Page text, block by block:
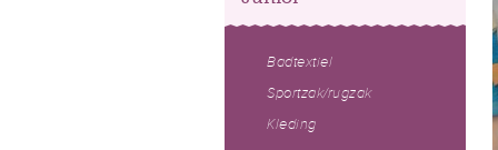
Badtextiel
Sportzak/rugzak
Kleding